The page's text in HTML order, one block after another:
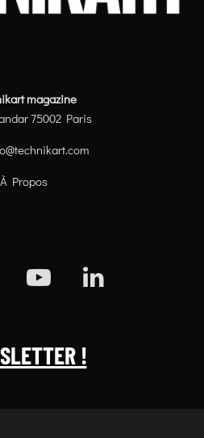
magazine
75002 Paris
À Propos
!